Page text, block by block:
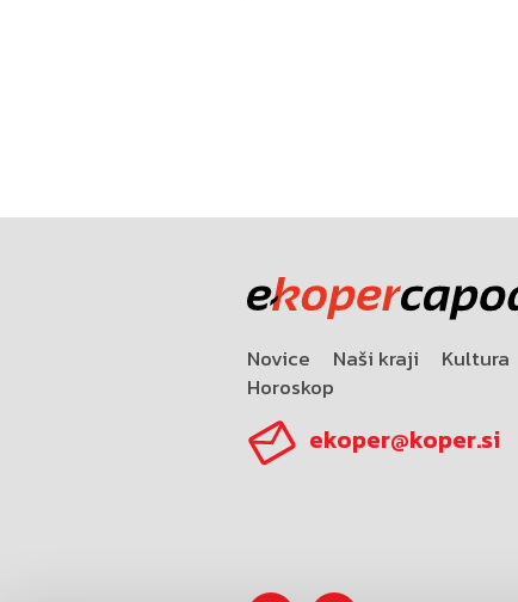
Novice Naši kraji Kultura
Horoskop
ekoper@koper.si